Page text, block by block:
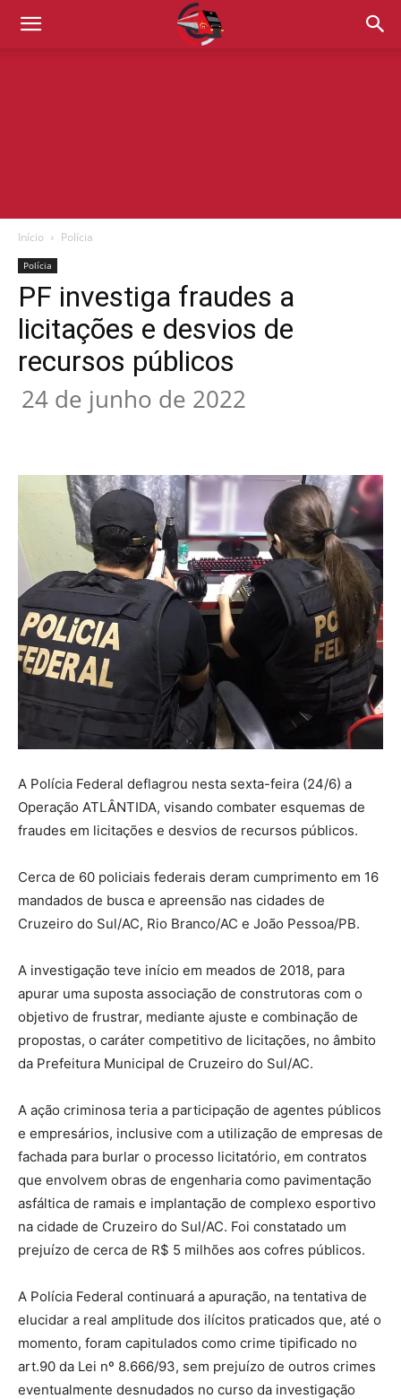
Início Polícia
Polícia
PF investiga fraudes a
licitações e desvios de
recursos públicos
24 de junho de 2022
A Polícia Federal deflagrou nesta sexta-feira (24/6) a
Operação ATLÂNTIDA, visando combater esquemas de
fraudes em licitações e desvios de recursos públicos.
Cerca de 60 policiais federais deram cumprimento em 16
mandados de busca e apreensão nas cidades de
Cruzeiro do Sul/AC, Rio Branco/AC e João Pessoa/PB.
A investigação teve início em meados de 2018, para
apurar uma suposta associação de construtoras com o
objetivo de frustrar, mediante ajuste e combinação de
propostas, o caráter competitivo de licitações, no âmbito
da Prefeitura Municipal de Cruzeiro do Sul/AC.
A ação criminosa teria a participação de agentes públicos
e empresários, inclusive com a utilização de empresas de
fachada para burlar o processo licitatório, em contratos
que envolvem obras de engenharia como pavimentação
asfáltica de ramais e implantação de complexo esportivo
na cidade de Cruzeiro do Sul/AC. Foi constatado um
prejuízo de cerca de R$ 5 milhões aos cofres públicos.
A Polícia Federal continuará a apuração, na tentativa de
elucidar a real amplitude dos ilícitos praticados que, até o
momento, foram capitulados como crime tipificado no
art.90 da Lei nº 8.666/93, sem prejuízo de outros crimes
eventualmente desnudados no curso da investigação